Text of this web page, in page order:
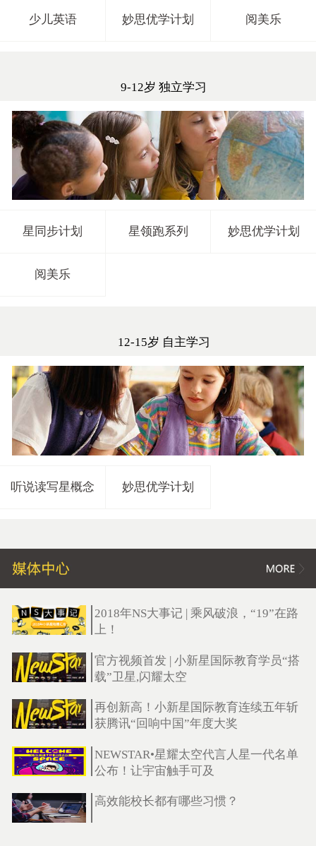
少儿英语 妙思优学计划 阅美乐
9-12岁 独立学习
星同步计划 星领跑系列 妙思优学计划
阅美乐
12-15岁 自主学习
听说读写星概念 妙思优学计划
2018年NS大事记 | 乘风破浪，“19”在路
上！
官方视频首发 | 小新星国际教育学员“搭
载”卫星,闪耀太空
再创新高！小新星国际教育连续五年斩
获腾讯“回响中国”年度大奖
NEWSTAR•星耀太空代言人星一代名单
公布！让宇宙触手可及
高效能校长都有哪些习惯？